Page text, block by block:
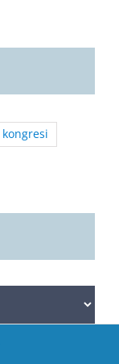
kongresi